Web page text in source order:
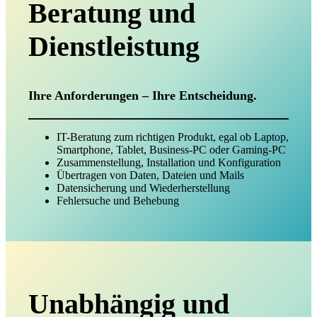
Beratung und
Dienstleistung
Ihre Anforderungen – Ihre Entscheidung.
IT-Beratung zum richtigen Produkt, egal ob Laptop,
Smartphone, Tablet, Business-PC oder Gaming-PC
Zusammenstellung, Installation und Konfiguration
Übertragen von Daten, Dateien und Mails
Datensicherung und Wiederherstellung
Fehlersuche und Behebung
Unabhängig und